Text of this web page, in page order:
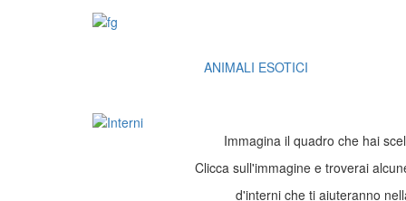
ANIMALI ESOTICI
Immagina il quadro che hai
Clicca sull'immagine e troverai
d'interni che ti aiuteranno